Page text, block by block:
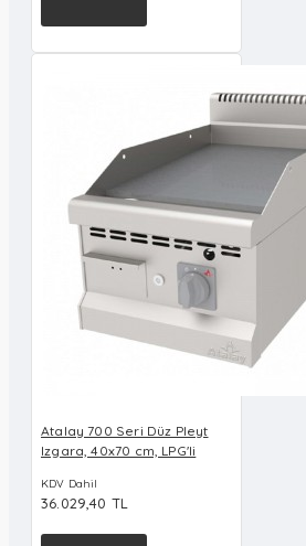
Atalay 700 Seri Düz Pleyt
Izgara, 40x70 cm, LPG'li
KDV Dahil
36.029,40 TL